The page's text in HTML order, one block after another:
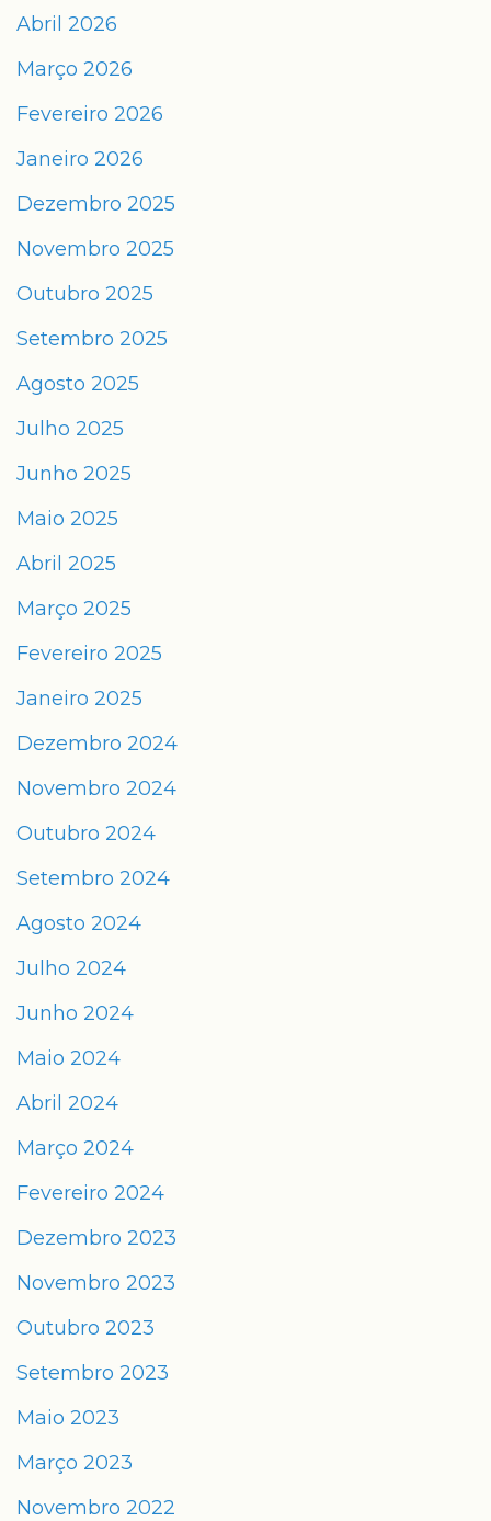
Abril 2026
Março 2026
Fevereiro 2026
Janeiro 2026
Dezembro 2025
Novembro 2025
Outubro 2025
Setembro 2025
Agosto 2025
Julho 2025
Junho 2025
Maio 2025
Abril 2025
Março 2025
Fevereiro 2025
Janeiro 2025
Dezembro 2024
Novembro 2024
Outubro 2024
Setembro 2024
Agosto 2024
Julho 2024
Junho 2024
Maio 2024
Abril 2024
Março 2024
Fevereiro 2024
Dezembro 2023
Novembro 2023
Outubro 2023
Setembro 2023
Maio 2023
Março 2023
Novembro 2022